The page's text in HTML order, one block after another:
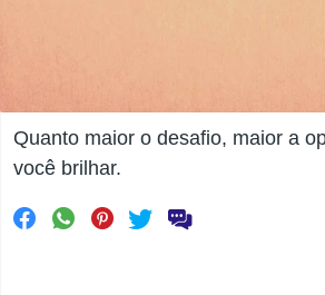
Quanto maior o desafio, maior a
você brilhar.